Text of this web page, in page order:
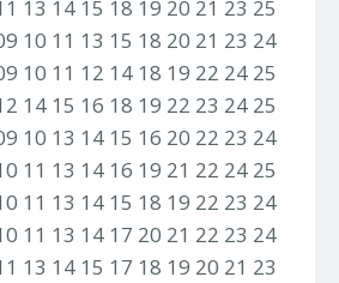
13 14 15 18 19 20 21 23 25
10 11 13 15 18 20 21 23 24
10 11 12 14 18 19 22 24 25
14 15 16 18 19 22 23 24 25
10 13 14 15 16 20 22 23 24
11 13 14 16 19 21 22 24 25
11 13 14 15 18 19 22 23 24
11 13 14 17 20 21 22 23 24
13 14 15 17 18 19 20 21 23